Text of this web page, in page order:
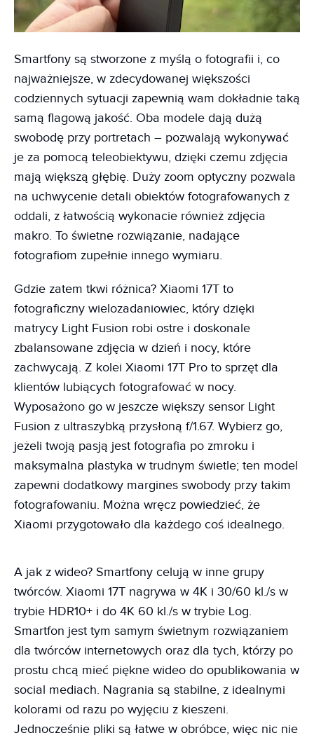
Smartfony są stworzone z myślą o fotografii i, co
najważniejsze, w zdecydowanej większości
codziennych sytuacji zapewnią wam dokładnie taką
samą flagową jakość. Oba modele dają dużą
swobodę przy portretach – pozwalają wykonywać
je za pomocą teleobiektywu, dzięki czemu zdjęcia
mają większą głębię. Duży zoom optyczny pozwala
na uchwycenie detali obiektów fotografowanych z
oddali, z łatwością wykonacie również zdjęcia
makro. To świetne rozwiązanie, nadające
fotografiom zupełnie innego wymiaru.
Gdzie zatem tkwi różnica? Xiaomi 17T to
fotograficzny wielozadaniowiec, który dzięki
matrycy Light Fusion robi ostre i doskonale
zbalansowane zdjęcia w dzień i nocy, które
zachwycają. Z kolei Xiaomi 17T Pro to sprzęt dla
klientów lubiących fotografować w nocy.
Wyposażono go w jeszcze większy sensor Light
Fusion z ultraszybką przysłoną f/1.67. Wybierz go,
jeżeli twoją pasją jest fotografia po zmroku i
maksymalna plastyka w trudnym świetle; ten model
zapewni dodatkowy margines swobody przy takim
fotografowaniu. Można wręcz powiedzieć, że
Xiaomi przygotowało dla każdego coś idealnego.
A jak z wideo? Smartfony celują w inne grupy
twórców. Xiaomi 17T nagrywa w 4K i 30/60 kl./s w
trybie HDR10+ i do 4K 60 kl./s w trybie Log.
Smartfon jest tym samym świetnym rozwiązaniem
dla twórców internetowych oraz dla tych, którzy po
prostu chcą mieć piękne wideo do opublikowania w
social mediach. Nagrania są stabilne, z idealnymi
kolorami od razu po wyjęciu z kieszeni.
Jednocześnie pliki są łatwe w obróbce, więc nic nie